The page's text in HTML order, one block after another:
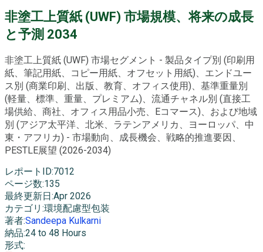
非塗工上質紙 (UWF) 市場規模、将来の成長
と予測 2034
非塗工上質紙 (UWF) 市場セグメント - 製品タイプ別 (印刷用
紙、筆記用紙、コピー用紙、オフセット用紙)、エンドユー
ス別 (商業印刷、出版、教育、オフィス使用)、基準重量別
(軽量、標準、重量、プレミアム)、流通チャネル別 (直接工
場供給、商社、オフィス用品小売、Eコマース)、および地域
別 (アジア太平洋、北米、ラテンアメリカ、ヨーロッパ、中
東・アフリカ) - 市場動向、成長機会、戦略的推進要因、
PESTLE展望 (2026-2034)
レポートID:7012
ページ数:135
最終更新日 :Apr 2026
カテゴリ :環境配慮型包装
著者:Sandeepa Kulkarni
納品:24 to 48 Hours
形式: